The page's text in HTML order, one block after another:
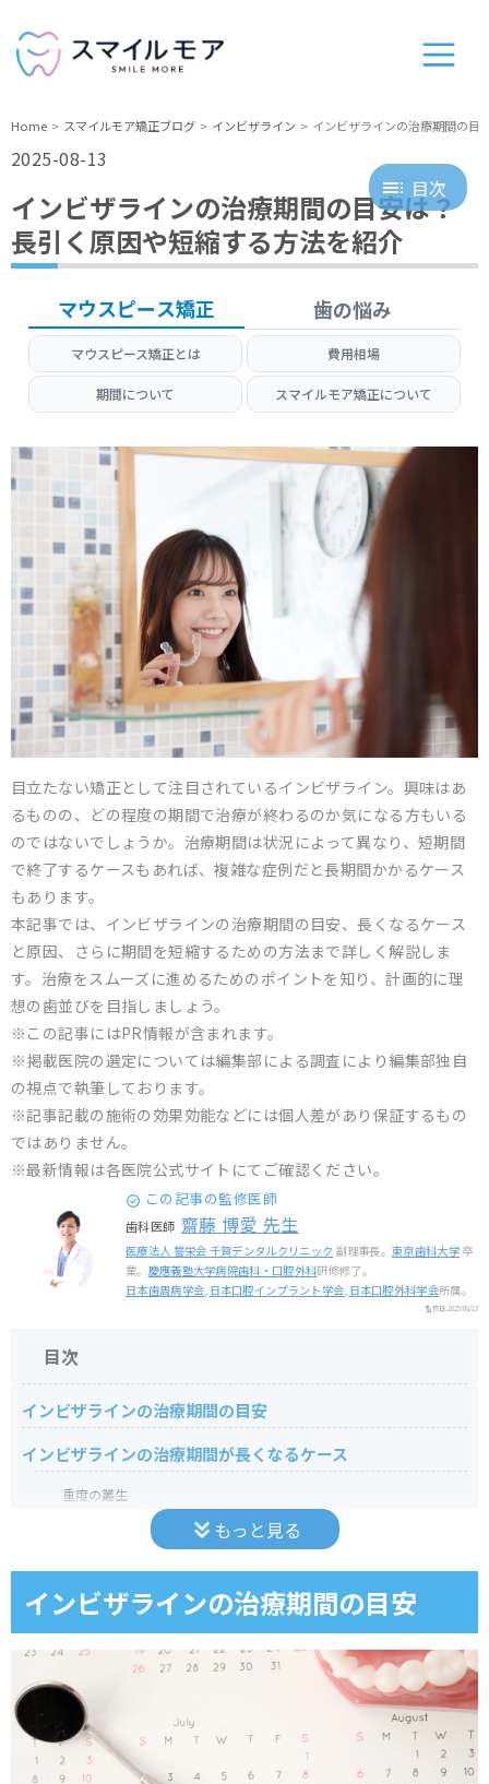
Home スマイルモア矯正ブログ インビザライン インビザラインの治療期間の目
2025-08-13
インビザラインの治療期間の目安は？
長引く原因や短縮する方法を紹介
マウスピース矯正 歯の悩み
マウスピース矯正とは 費用相場
期間について スマイルモア矯正について
目立たない矯正として注目されているインビザライン。興味はあ
るものの、どの程度の期間で治療が終わるのか気になる方もいる
のではないでしょうか。治療期間は状況によって異なり、短期間
で終了するケースもあれば、複雑な症例だと長期間かかるケース
もあります。
本記事では、インビザラインの治療期間の目安、長くなるケース
と原因、さらに期間を短縮するための方法まで詳しく解説しま
す。治療をスムーズに進めるためのポイントを知り、計画的に理
想の歯並びを目指しましょう。
※この記事にはPR情報が含まれます。
※掲載医院の選定については編集部による調査により編集部独自
の視点で執筆しております。
※記事記載の施術の効果効能などには個人差があり保証するもの
ではありません。
※最新情報は各医院公式サイトにてご確認ください。
この記事の監修医師
歯科医師 齋藤 博愛 先生
医療法人 誓栄会 千賀デンタルクリニック 副理事長。東京歯科大学 卒
業。 慶應義塾大学病院歯科・口腔外科研修修了。
日本歯周病学会, 日本口腔インプラント学会, 日本口腔外科学会所属。
監修日:2025/08/13
目次
インビザラインの治療期間の目安
インビザラインの治療期間が長くなるケース
重度の叢生
抜歯が必要
ほかの矯正と並行する
インビザラインの治療期間が長引く原因
装着時間の不足
治療プランの修正
もっと見る
目次
インビザラインの治療期間の目安